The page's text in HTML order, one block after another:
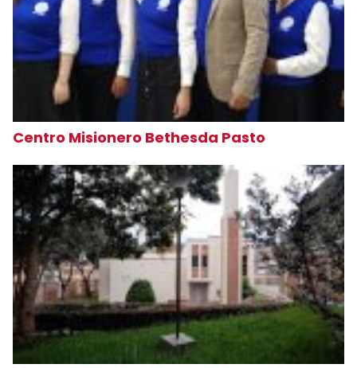
Centro Misionero Bethesda Pasto